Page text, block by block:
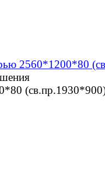
2560*1200*80